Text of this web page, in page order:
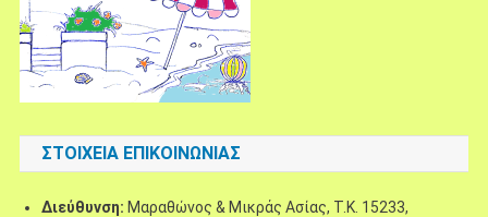
ΣΤΟΙΧΕΊΑ ΕΠΙΚΟΙΝΩΝΊΑΣ
Διεύθυνση: Μαραθώνος & Μικράς Ασίας, Τ.Κ. 15233,